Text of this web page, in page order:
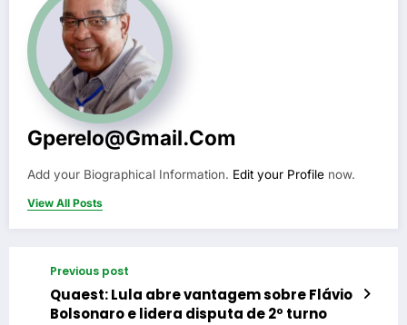
Gperelo@gmail.com
Add your Biographical Information. Edit your Profile now.
View All Posts
Previous post
Quaest: Lula abre vantagem sobre Flávio
Bolsonaro e lidera disputa de 2º turno